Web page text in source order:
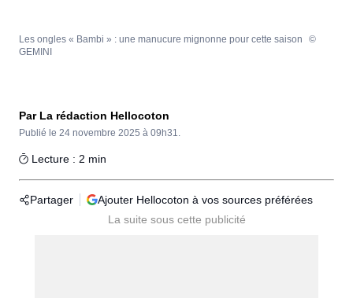
Les ongles « Bambi » : une manucure mignonne pour cette saison
©
GEMINI
Par La rédaction Hellocoton
Publié le 24 novembre 2025 à 09h31.
Lecture : 2 min
Partager Ajouter Hellocoton à vos sources préférées